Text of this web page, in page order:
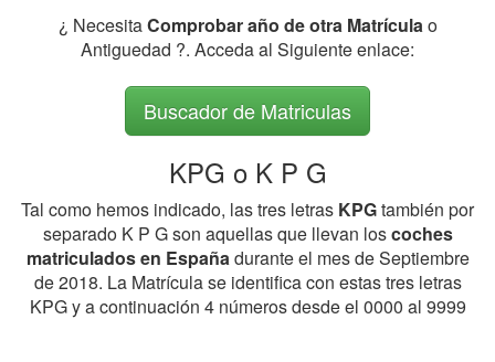
¿ NecesitaComprobar año de otra Matrículao
Antiguedad ?. Acceda al Siguiente enlace:
Buscador de Matriculas
KPG o K P G
Tal como hemos indicado, las tres letras KPGtambién por
separado K P G son aquellas que llevan loscoches
matriculados en Españadurante el mes de Septiembre
de 2018. La Matrícula se identifica con estas tres letras
KPG y a continuación 4 números desde el 0000 al 9999